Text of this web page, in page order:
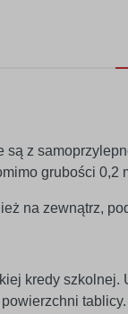
są z
grubości 0,2
na zewnątrz,
kredy
tablicy.